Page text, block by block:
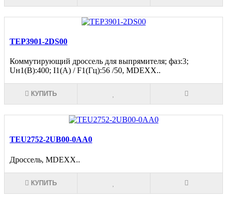
TEP3901-2DS00
Коммутирующий дроссель для выпрямителя; фаз:3;
Uн1(В):400; I1(A) / F1(Гц):56 /50, MDEXX..
КУПИТЬ
TEU2752-2UB00-0AA0
Дроссель, MDEXX..
КУПИТЬ